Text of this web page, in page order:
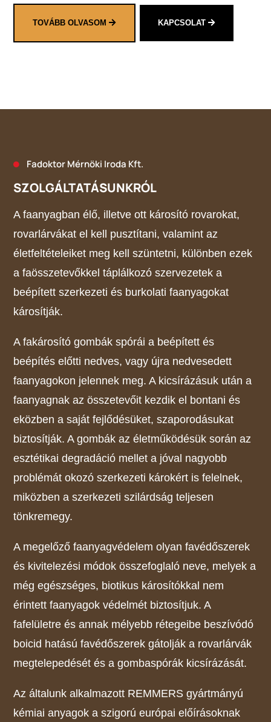
TOVÁBB OLVASOM KAPCSOLAT
 Fadoktor Mérnöki Iroda Kft.
SZOLGÁLTATÁSUNKRÓL
A faanyagban élő, illetve ott károsító rovarokat,
rovarlárvákat el kell pusztítani, valamint az
életfeltételeiket meg kell szüntetni, különben ezek
a faösszetevőkkel táplálkozó szervezetek a
beépített szerkezeti és burkolati faanyagokat
károsítják.
A fakárosító gombák spórái a beépített és
beépítés előtti nedves, vagy újra nedvesedett
faanyagokon jelennek meg. A kicsírázásuk után a
faanyagnak az összetevőit kezdik el bontani és
eközben a saját fejlődésüket, szaporodásukat
biztosítják. A gombák az életműködésük során az
esztétikai degradáció mellet a jóval nagyobb
problémát okozó szerkezeti károkért is felelnek,
miközben a szerkezeti szilárdság teljesen
tönkremegy.
A megelőző faanyagvédelem olyan favédőszerek
és kivitelezési módok összefoglaló neve, melyek a
még egészséges, biotikus károsítókkal nem
érintett faanyagok védelmét biztosítjuk. A
fafelületre és annak mélyebb rétegeibe beszívódó
boicid hatású favédőszerek gátolják a rovarlárvák
megtelepedését és a gombaspórák kicsírázását.
Az általunk alkalmazott REMMERS gyártmányú
kémiai anyagok a szigorú európai előírásoknak